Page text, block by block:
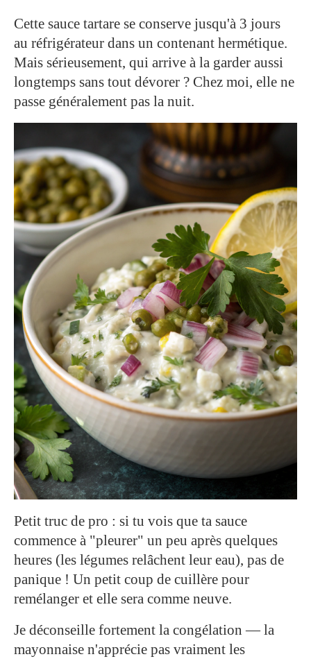
Cette sauce tartare se conserve jusqu'à 3 jours
au réfrigérateur dans un contenant hermétique.
Mais sérieusement, qui arrive à la garder aussi
longtemps sans tout dévorer ? Chez moi, elle ne
passe généralement pas la nuit.
Petit truc de pro : si tu vois que ta sauce
commence à "pleurer" un peu après quelques
heures (les légumes relâchent leur eau), pas de
panique ! Un petit coup de cuillère pour
remélanger et elle sera comme neuve.
Je déconseille fortement la congélation — la
mayonnaise n'apprécie pas vraiment les